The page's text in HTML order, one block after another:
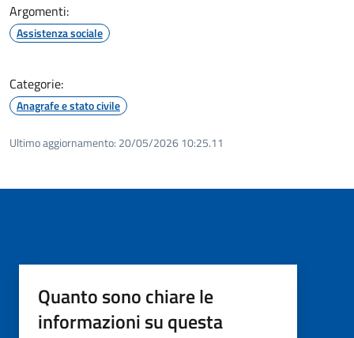
Argomenti:
Assistenza sociale
Categorie:
Anagrafe e stato civile
Ultimo aggiornamento: 20/05/2026 10:25.11
Quanto sono chiare le
informazioni su questa